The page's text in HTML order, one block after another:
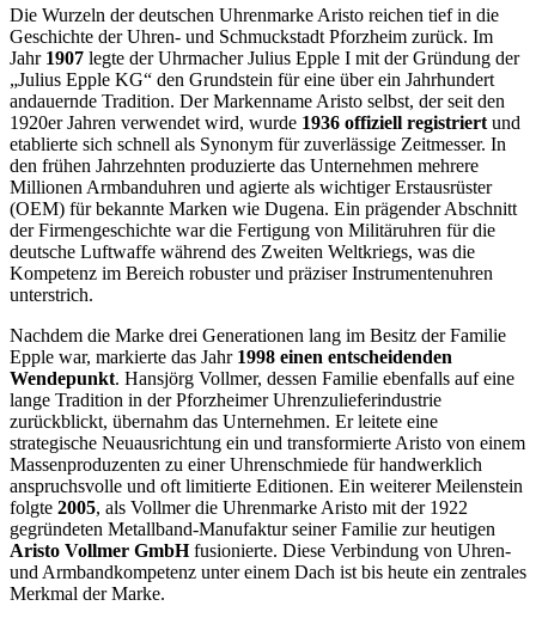
Die Wurzeln der deutschen Uhrenmarke Aristo reichen tief in die
Geschichte der Uhren- und Schmuckstadt Pforzheim zurück. Im
Jahr 1907 legte der Uhrmacher Julius Epple I mit der Gründung der
„Julius Epple KG“ den Grundstein für eine über ein Jahrhundert
andauernde Tradition. Der Markenname Aristo selbst, der seit den
1920er Jahren verwendet wird, wurde 1936 offiziell registriert und
etablierte sich schnell als Synonym für zuverlässige Zeitmesser. In
den frühen Jahrzehnten produzierte das Unternehmen mehrere
Millionen Armbanduhren und agierte als wichtiger Erstausrüster
(OEM) für bekannte Marken wie Dugena. Ein prägender Abschnitt
der Firmengeschichte war die Fertigung von Militäruhren für die
deutsche Luftwaffe während des Zweiten Weltkriegs, was die
Kompetenz im Bereich robuster und präziser Instrumentenuhren
unterstrich.
Nachdem die Marke drei Generationen lang im Besitz der Familie
Epple war, markierte das Jahr 1998 einen entscheidenden
Wendepunkt. Hansjörg Vollmer, dessen Familie ebenfalls auf eine
lange Tradition in der Pforzheimer Uhrenzulieferindustrie
zurückblickt, übernahm das Unternehmen. Er leitete eine
strategische Neuausrichtung ein und transformierte Aristo von einem
Massenproduzenten zu einer Uhrenschmiede für handwerklich
anspruchsvolle und oft limitierte Editionen. Ein weiterer Meilenstein
folgte 2005, als Vollmer die Uhrenmarke Aristo mit der 1922
gegründeten Metallband-Manufaktur seiner Familie zur heutigen
Aristo Vollmer GmbHfusionierte. Diese Verbindung von Uhren-
und Armbandkompetenz unter einem Dach ist bis heute ein zentrales
Merkmal der Marke.